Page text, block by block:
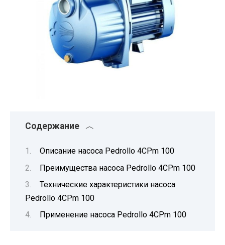
Содержание
Описание насоса Pedrollo 4CPm 100
Преимущества насоса Pedrollo 4CPm 100
Технические характеристики насоса
Pedrollo 4CPm 100
Применение насоса Pedrollo 4CPm 100